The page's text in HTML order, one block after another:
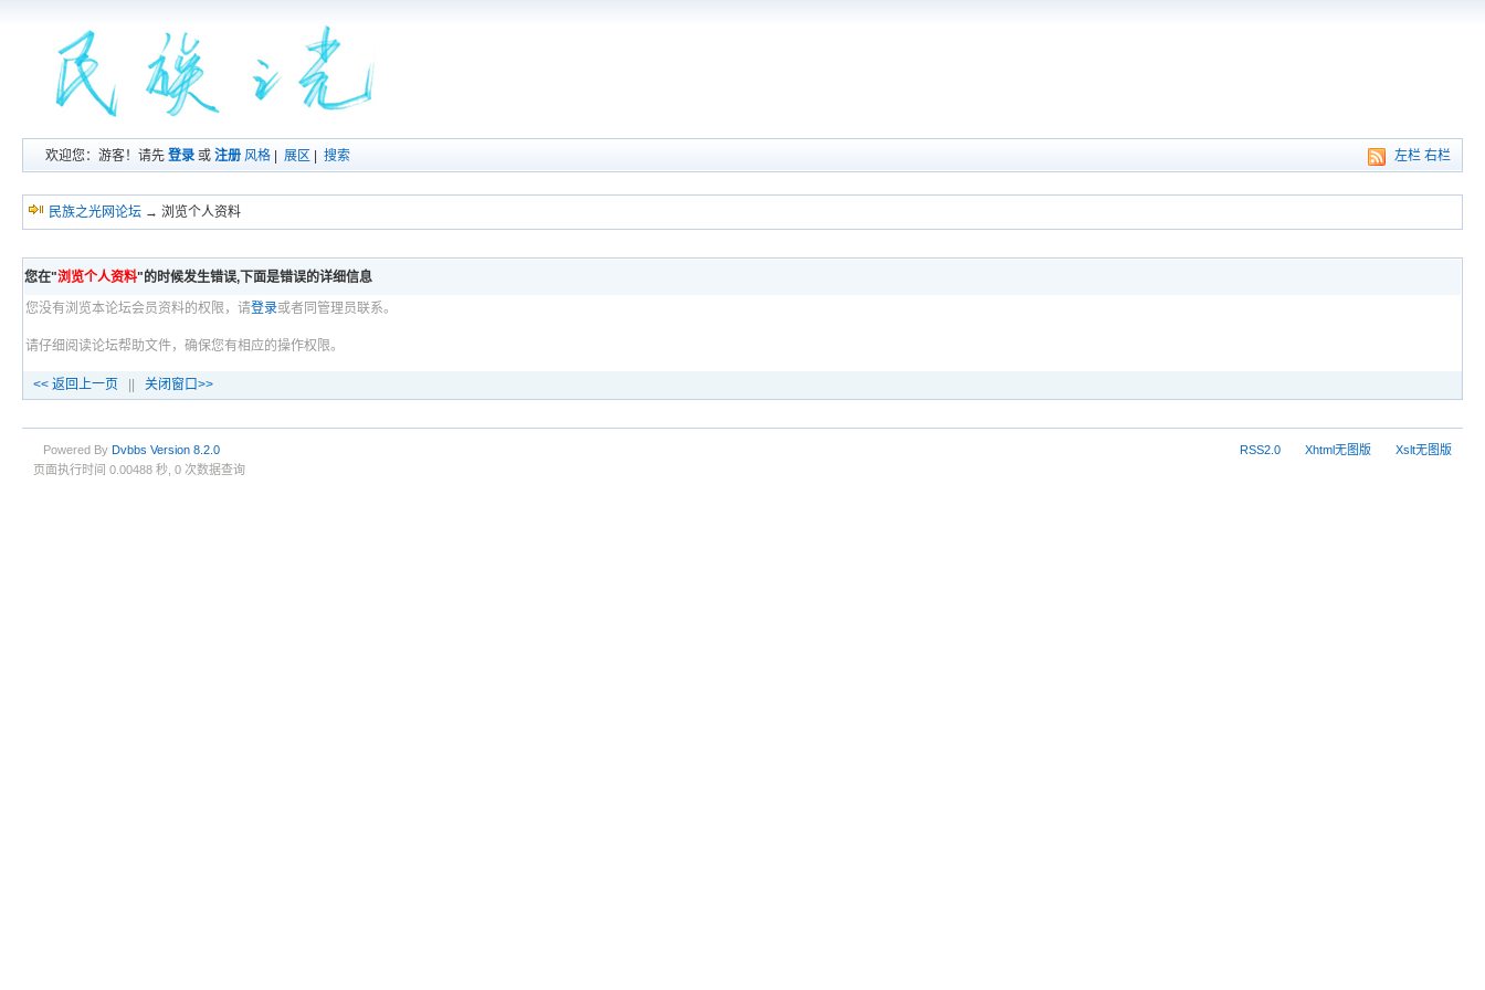
左栏 右栏
欢迎您：游客！请先登录 或注册 风格 |展区 |搜索
民族之光网论坛 → 浏览个人资料
您在"浏览个人资料"的时候发生错误,下面是错误的详细信息
您没有浏览本论坛会员资料的权限，请登录或者同管理员联系。
请仔细阅读论坛帮助文件，确保您有相应的操作权限。
<< 返回上一页 ||关闭窗口>>
RSS2.0 Xhtml无图版 Xslt无图版
Powered ByDvbbs Version 8.2.0
页面执行时间 0.00488 秒, 0 次数据查询